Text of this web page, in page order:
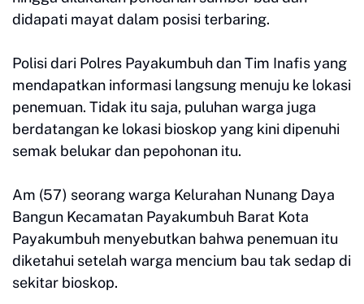
didapati mayat dalam posisi terbaring.
Polisi dari Polres Payakumbuh dan Tim Inafis yang
mendapatkan informasi langsung menuju ke lokasi
penemuan. Tidak itu saja, puluhan warga juga
berdatangan ke lokasi bioskop yang kini dipenuhi
semak belukar dan pepohonan itu.
Am (57) seorang warga Kelurahan Nunang Daya
Bangun Kecamatan Payakumbuh Barat Kota
Payakumbuh menyebutkan bahwa penemuan itu
diketahui setelah warga mencium bau tak sedap di
sekitar bioskop.